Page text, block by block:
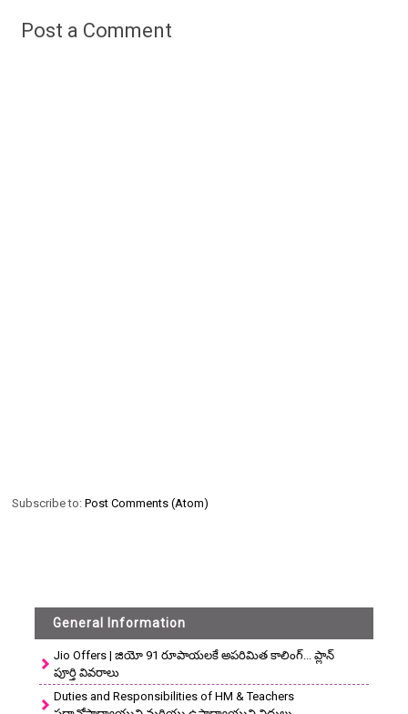
Post a Comment
Subscribe to:Post Comments (Atom)
General Information
Jio Offers | జియో 91 రూపాయలకే అపరిమిత కాలింగ్... ప్లాన్
పూర్తి వివరాలు
Duties and Responsibilities of HM & Teachers